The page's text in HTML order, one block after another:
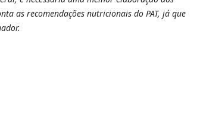
as recomendações nutricionais do PAT, já que